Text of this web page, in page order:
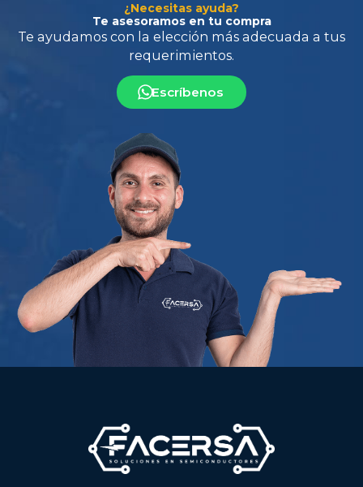
¿Necesitas ayuda?
Te asesoramos en tu compra
Escríbenos